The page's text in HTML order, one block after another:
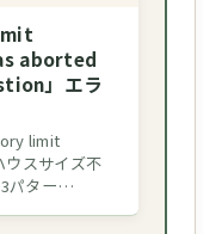
aborted
」エラ
limit
スサイズ不
3パター…